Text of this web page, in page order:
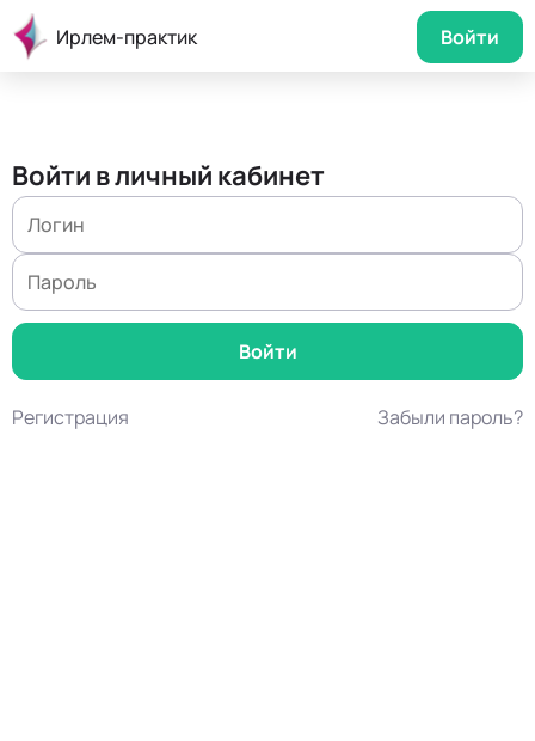
Ирлем-практик Войти
Войти в личный кабинет
Регистрация Забыли пароль?